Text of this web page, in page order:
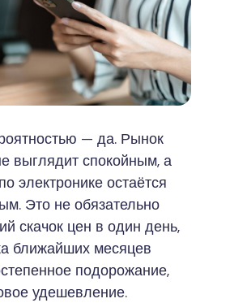
— да. Рынок
выглядит спокойным, а
электронике остаётся
Это не обязательно
скачок цен в один день,
ближайших месяцев
подорожание,
удешевление.